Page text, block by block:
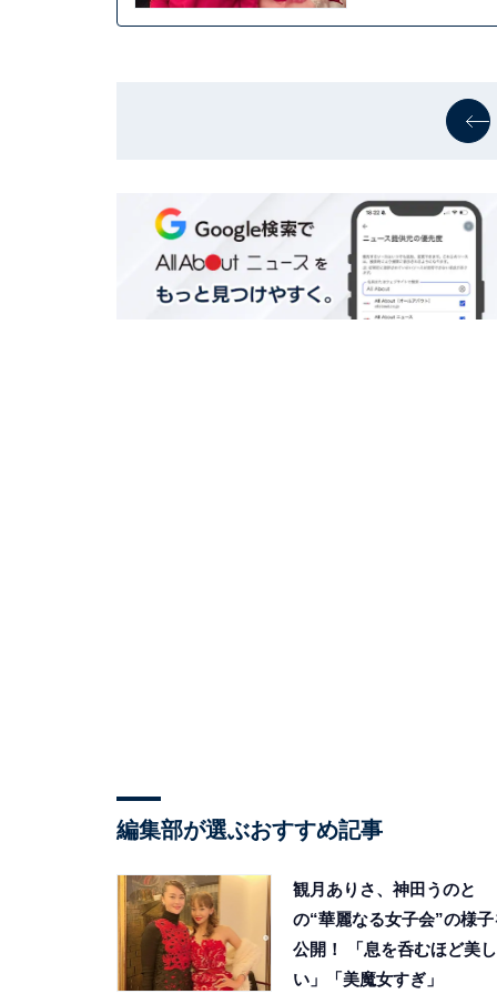
編集部が選ぶおすすめ記事
観月ありさ、神田うのと
の“華麗なる女子会”の様子
公開！ 「息を呑むほど美し
い」「美魔女すぎ」